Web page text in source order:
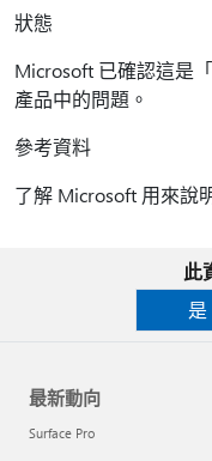
狀態
Microsoft 已確認這是
產品中的問題。
參考資料
了解 Microsoft 用來說
此
是
最新動向
Surface Pro